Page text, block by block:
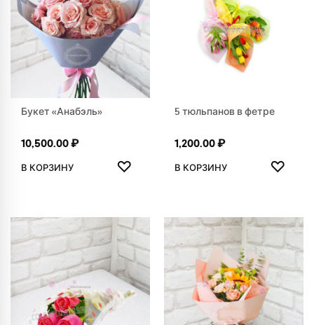
Букет «Анабэль»
10,500.00₽
В КОРЗИНУ ♡
ДОБАВИТЬ В ИЗБРАННОЕ
5 тюльпанов в фетре
1,200.00₽
В КОРЗИНУ ♡